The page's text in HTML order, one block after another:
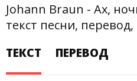
Johann Braun - Ах,
текст песни,
ТЕКСТ
ПЕРЕВОД